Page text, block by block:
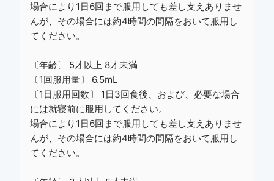
場合により1日6回まで服用しても差し支えありませ
んが、その場合には約4時間の間隔をおいて服用し
てください。
〔年齢〕 5才以上 8才未満
〔1回服用量〕 6.5mL
〔1日服用回数〕 1日3回食後、および、必要な場合
には就寝前に服用してください。
場合により1日6回まで服用しても差し支えありませ
んが、その場合には約4時間の間隔をおいて服用し
てください。